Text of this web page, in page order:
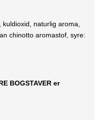
naturlig aroma,
chinotto aromastof, syre:
BOGSTAVER er